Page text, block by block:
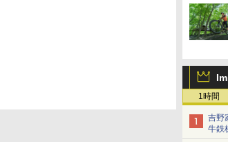
1時間
吉野
牛鉄